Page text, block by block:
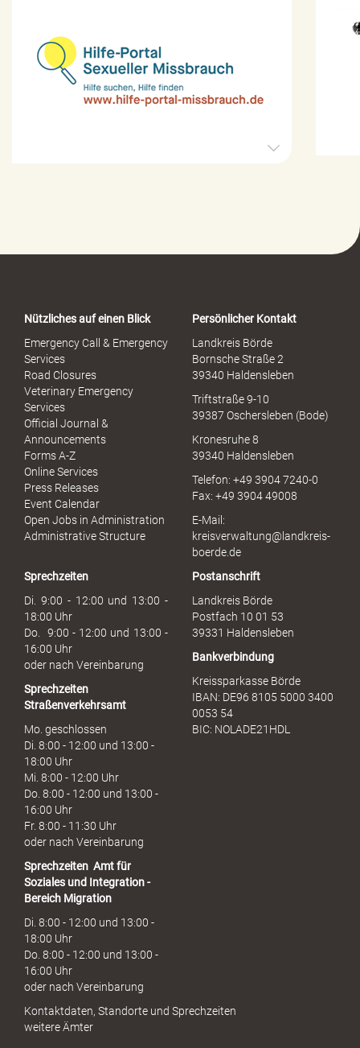
o
u
h
Nützliches auf einen Blick
Emergency Call & Emergency
Services
Road Closures
Veterinary Emergency
Services
Official Journal &
Announcements
Forms A-Z
Online Services
Press Releases
Event Calendar
Open Jobs in Administration
Administrative Structure
Persönlicher Kontakt
Landkreis Börde
Bornsche Straße 2
39340 Haldensleben
Triftstraße 9-10
39387 Oschersleben (Bode)
Kronesruhe 8
39340 Haldensleben
Telefon: +49 3904 7240-0
Fax: +49 3904 49008
E-Mail:
kreisverwaltung@landkreis-
boerde.de
Sprechzeiten
Di. 9:00 - 12:00 und 13:00 -
18:00 Uhr
Do. 9:00 - 12:00 und 13:00 -
16:00 Uhr
oder nach Vereinbarung
Sprechzeiten
Straßenverkehrsamt
Mo. geschlossen
Di. 8:00 - 12:00 und 13:00 -
18:00 Uhr
Mi. 8:00 - 12:00 Uhr
Do. 8:00 - 12:00 und 13:00 -
16:00 Uhr
Fr. 8:00 - 11:30 Uhr
oder nach Vereinbarung
Sprechzeiten Amt für
Soziales und Integration -
Bereich Migration
Di. 8:00 - 12:00 und 13:00 -
18:00 Uhr
Do. 8:00 - 12:00 und 13:00 -
16:00 Uhr
oder nach Vereinbarung
Postanschrift
Landkreis Börde
Postfach 10 01 53
39331 Haldensleben
Bankverbindung
Kreissparkasse Börde
IBAN: DE96 8105 5000 3400
0053 54
BIC: NOLADE21HDL
Kontaktdaten, Standorte und Sprechzeiten
weitere Ämter